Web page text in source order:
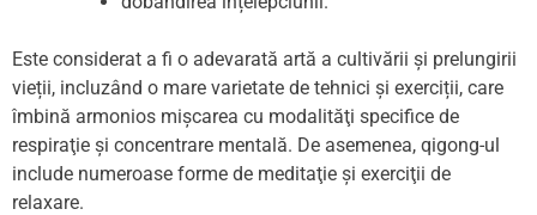
Este considerat a fi o adevarată artă a cultivării și prelungirii
vieții, incluzând o mare varietate de tehnici și exerciții, care
îmbină armonios mișcarea cu modalităţi specifice de
respiraţie şi concentrare mentală. De asemenea, qigong-ul
include numeroase forme de meditaţie şi exerciţii de
relaxare.